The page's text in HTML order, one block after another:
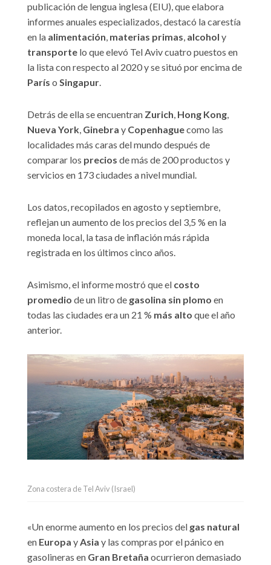
publicación de lengua inglesa (EIU), que elabora
informes anuales especializados, destacó la carestía
en la alimentación, materias primas, alcohol y
transporte lo que elevó Tel Aviv cuatro puestos en
la lista con respecto al 2020 y se situó por encima de
París o Singapur.
Detrás de ella se encuentran Zurich, Hong Kong,
Nueva York, Ginebra y Copenhaguecomo las
localidades más caras del mundo después de
comparar los precios de más de 200 productos y
servicios en 173 ciudades a nivel mundial.
Los datos, recopilados en agosto y septiembre,
reflejan un aumento de los precios del 3,5 % en la
moneda local, la tasa de inflación más rápida
registrada en los últimos cinco años.
Asimismo, el informe mostró que el costo
promedio de un litro de gasolina sin plomo en
todas las ciudades era un 21 % más alto que el año
anterior.
Zona costera de Tel Aviv (Israel)
«Un enorme aumento en los precios del gas natural
en Europa y Asia y las compras por el pánico en
gasolineras en Gran Bretaña ocurrieron demasiado